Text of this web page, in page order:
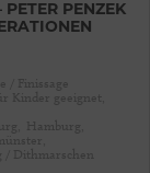
PENZEK